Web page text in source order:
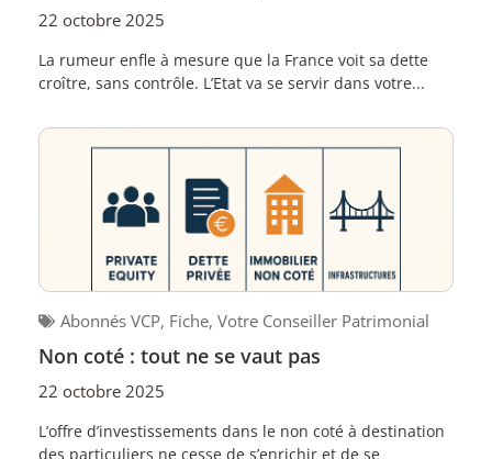
22 octobre 2025
La rumeur enfle à mesure que la France voit sa dette
croître, sans contrôle. L’Etat va se servir dans votre...
Abonnés VCP, Fiche, Votre Conseiller Patrimonial
Non coté : tout ne se vaut pas
22 octobre 2025
L’offre d’investissements dans le non coté à destination
des particuliers ne cesse de s’enrichir et de se